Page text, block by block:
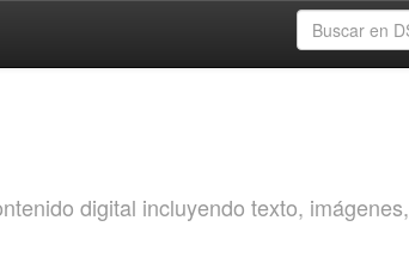
digital incluyendo texto, imágenes,